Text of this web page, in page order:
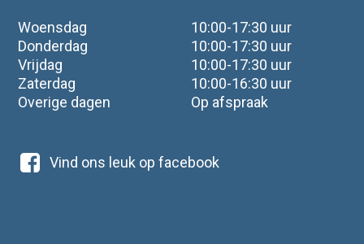
Woensdag
10:00-17:30 uur
Donderdag
10:00-17:30 uur
Vrijdag
10:00-17:30 uur
Zaterdag
10:00-16:30 uur
Overige dagen
Op afspraak
Vind ons leuk op facebook